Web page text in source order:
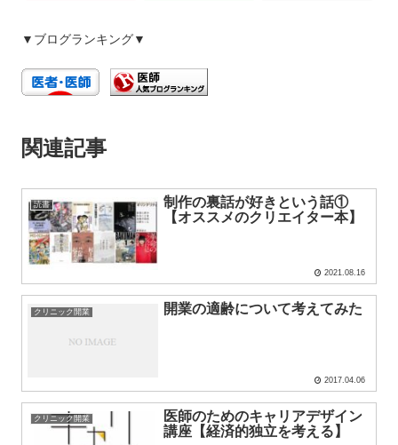
▼ブログランキング▼
関連記事
読書
制作の裏話が好きという話①
【オススメのクリエイター本】
2021.08.16
クリニック開業 開業の適齢について考えてみた
2017.04.06
クリニック開業
医師のためのキャリアデザイン
講座【経済的独立を考える】